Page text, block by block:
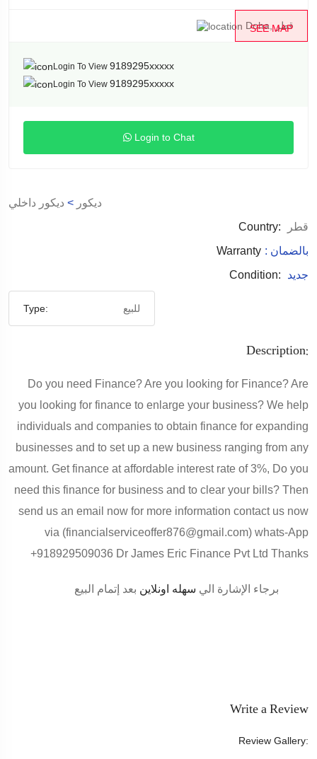
SEE MAP
Doha, قطر
Login To View 9189295xxxxx
Login To View 9189295xxxxx
Login to Chat
ديكور > ديكور داخلي
Country:
قطر
Warranty
: بالضمان
Condition:
جديد
Type: للبيع
Description:
Do you need Finance? Are you looking for Finance? Are
you looking for finance to enlarge your business? We help
individuals and companies to obtain finance for expanding
businesses and to set up a new business ranging from any
amount. Get finance at affordable interest rate of 3%, Do you
need this finance for business and to clear your bills? Then
send us an email now for more information contact us now
via (financialserviceoffer876@gmail.com) whats-App
+918929509036 Dr James Eric Finance Pvt Ltd Thanks
برجاء الإشارة الي سهله اونلاين بعد إتمام البيع
Write a Review
Review Gallery: